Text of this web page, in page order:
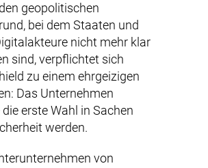
geopolitischen
bei dem Staaten und
nicht mehr klar
sind, verpflichtet sich
zu einem ehrgeizigen
Das Unternehmen
erste Wahl in Sachen
werden.
von